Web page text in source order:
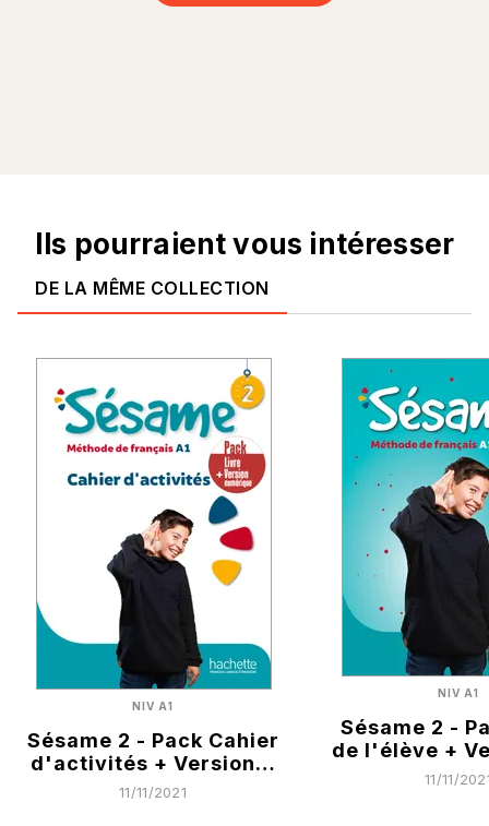
Ils pourraient vous intéresser
DE LA MÊME COLLECTION
NIV A1
Sésame 2 - Pack Cahier
d'activités + Version…
11/11/2021
NIV A1
Sésame 2 -
de l'élève +
11/11/